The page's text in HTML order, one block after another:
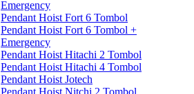
Emergency
Pendant Hoist Fort 6 Tombol
Pendant Hoist Fort 6 Tombol +
Emergency
Pendant Hoist Hitachi 2 Tombol
Pendant Hoist Hitachi 4 Tombol
Pendant Hoist Jotech
Pendant Hoist Nitchi 2 Tombol